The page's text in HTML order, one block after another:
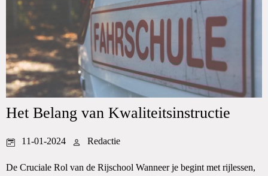
Het Belang van Kwaliteitsinstructie
11-01-2024 Redactie
De Cruciale Rol van de Rijschool Wanneer je begint met rijlessen,